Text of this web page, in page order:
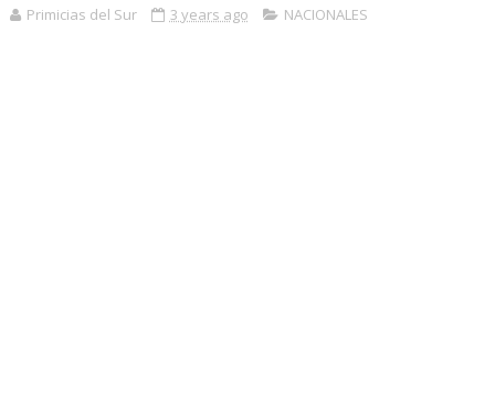
Primicias del Sur 3 years ago NACIONALES